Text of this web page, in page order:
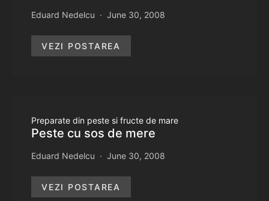
Eduard Nedelcu June 30, 2008
VEZI POSTAREA
Preparate din peste si fructe de mare
Peste cu sos de mere
Eduard Nedelcu June 30, 2008
VEZI POSTAREA